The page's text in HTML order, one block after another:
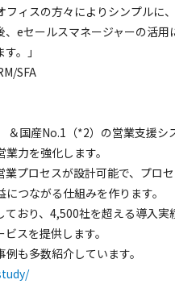
フィスの方々によりシンプルに
eセールスマネージャーの活
。」
SFA
国産No.1（*2）の営業支援シ
力を強化します。
プロセスが設計可能で、プロ
つながる仕組みを作ります。
おり、4,500社を超える導入
スを提供します。
も多数紹介しています。